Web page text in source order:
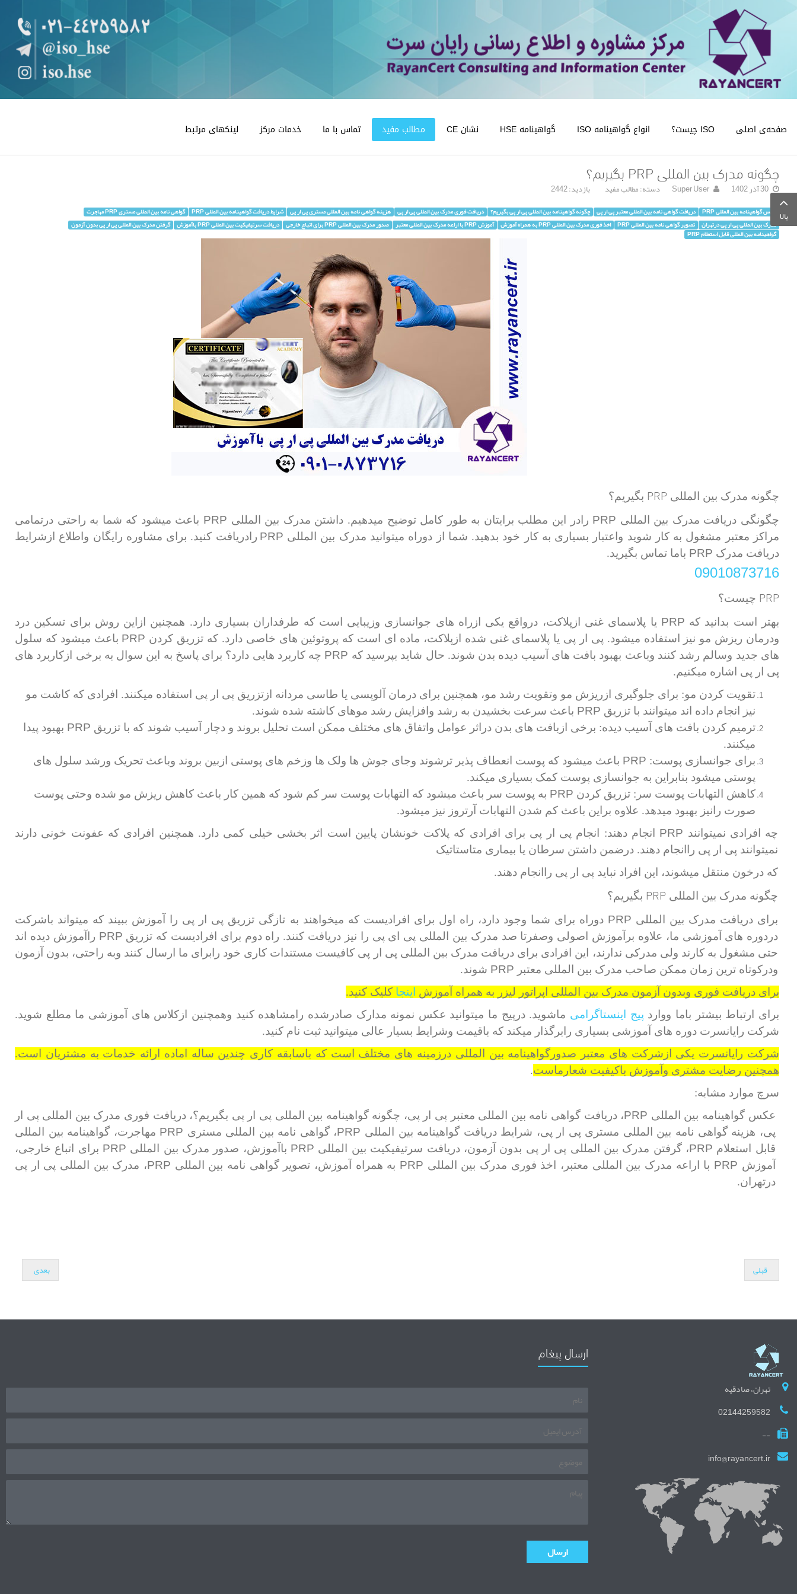
صفحه‌ی اصلی ISO چیست؟ انواع گواهینامه ISO گواهینامه HSE نشان CE مطالب مفید تماس با ما خدمات مرکز لینکهای مرتبط
چگونه مدرک بین المللی PRP بگیریم؟
30 آذر 1402 Super User دسته:مطالب مفید بازدید: 2442
عکس گواهینامه بین المللی PRP دریافت گواهی نامه بین المللی معتبر پی ار پی چگونه گواهینامه بین المللی پی ار پی بگیریم؟ دریافت فوری مدرک بین المللی پی ار پی هزینه گواهی نامه بین المللی مستری پی ار پی شرایط دریافت گواهینامه بین المللی PRP
گواهی نامه بین المللی مستری PRP مهاجرت
گواهینامه بین المللی قابل استعلام PRP
گرفتن مدرک بین المللی پی ار پی بدون آزمون دریافت سرتیفیکیت بین المللی PRP باآموزش صدور مدرک بین المللی PRP برای اتباع خارجی آموزش PRP با اراعه مدرک بین المللی معتبر اخذ فوری مدرک بین المللی PRP به همراه آموزش تصویر گواهی نامه بین المللی PRP مدرک بین المللی پی ار پی درتهران
چگونه مدرک بین المللی PRP بگیریم؟
چگونگی دریافت مدرک بین المللی PRP رادر این مطلب برایتان به طور کامل توضیح میدهیم. داشتن مدرک بین المللی PRP باعث میشود که شما به راحتی درتمامی
مراکز معتبر مشغول به کار شوید واعتبار بسیاری به کار خود بدهید. شما از دوراه میتوانید مدرک بین المللی PRP رادریافت کنید. برای مشاوره رایگان واطلاع ازشرایط
دریافت مدرک PRP باما تماس بگیرید.
09010873716
PRP چیست؟
بهتر است بدانید که PRP یا پلاسمای غنی ازپلاکت، درواقع یکی ازراه های جوانسازی وزیبایی است که طرفداران بسیاری دارد. همچنین ازاین روش برای تسکین درد
ودرمان ریزش مو نیز استفاده میشود. پی ار پی یا پلاسمای غنی شده ازپلاکت، ماده ای است که پروتوئین های خاصی دارد. که تزریق کردن PRP باعث میشود که سلول
های جدید وسالم رشد کنند وباعث بهبود بافت های آسیب دیده بدن شوند. حال شاید بپرسید که PRP چه کاربرد هایی دارد؟ برای پاسخ به این سوال به برخی ازکاربرد های
پی ار پی اشاره میکنیم.
تقویت کردن مو: برای جلوگیری ازریزش مو وتقویت رشد مو، همچنین برای درمان آلوپسی یا طاسی مردانه ازتزریق پی ار پی استفاده میکنند. افرادی که کاشت مو
نیز انجام داده اند میتوانند با تزریق PRP باعث سرعت بخشیدن به رشد وافزایش رشد موهای کاشته شده شوند.
ترمیم کردن بافت های آسیب دیده: برخی ازبافت های بدن دراثر عوامل واتفاق های مختلف ممکن است تحلیل بروند و دچار آسیب شوند که با تزریق PRP بهبود پیدا
میکنند.
برای جوانسازی پوست: PRP باعث میشود که پوست انعطاف پذیر ترشوند وجای جوش ها ولک ها وزخم های پوستی ازبین بروند وباعث تحریک ورشد سلول های
پوستی میشود بنابراین به جوانسازی پوست کمک بسیاری میکند.
کاهش التهابات پوست سر: تزریق کردن PRP به پوست سر باعث میشود که التهابات پوست سر کم شود که همین کار باعث کاهش ریزش مو شده وحتی پوست
صورت رانیز بهبود میدهد. علاوه براین باعث کم شدن التهابات آرتروز نیز میشود.
چه افرادی نمیتوانند PRP انجام دهند: انجام پی ار پی برای افرادی که پلاکت خونشان پایین است اثر بخشی خیلی کمی دارد. همچنین افرادی که عفونت خونی دارند
نمیتوانند پی ار پی راانجام دهند. درضمن داشتن سرطان یا بیماری متاستاتیک
که درخون منتقل میشوند، این افراد نباید پی ار پی راانجام دهند.
چگونه مدرک بین المللی PRP بگیریم؟
برای دریافت مدرک بین المللی PRP دوراه برای شما وجود دارد، راه اول برای افرادیست که میخواهند به تازگی تزریق پی ار پی را آموزش ببیند که میتواند باشرکت
دردوره های آموزشی ما، علاوه برآموزش اصولی وصفرتا صد مدرک بین المللی پی ای پی را نیز دریافت کنند. راه دوم برای افرادیست که تزریق PRP راآموزش دیده اند
حتی مشغول به کارند ولی مدرکی ندارند، این افرادی برای دریافت مدرک بین المللی پی ار پی کافیست مستندات کاری خود رابرای ما ارسال کنند وبه راحتی، بدون آزمون
ودرکوتاه ترین زمان ممکن صاحب مدرک بین المللی معتبر PRP شوند.
برای دریافت فوری وبدون آزمون مدرک بین المللی اپراتور لیزر به همراه آموزش اینجا کلیک کنید.
برای ارتباط بیشتر باما ووارد پیج اینستاگرامی ماشوید. درپیج ما میتوانید عکس نمونه مدارک صادرشده رامشاهده کنید وهمچنین ازکلاس های آموزشی ما مطلع شوید.
شرکت رایانسرت دوره های آموزشی بسیاری رابرگذار میکند که باقیمت وشرایط بسیار عالی میتوانید ثبت نام کنید.
شرکت رایانسرت یکی ازشرکت های معتبر صدورگواهینامه بین المللی درزمینه های مختلف است که باسابقه کاری چندین ساله اماده ارائه خدمات به مشتریان است.
همچنین رضایت مشتری وآموزش باکیفیت شعارماست.
سرچ موارد مشابه:
عکس گواهینامه بین المللی PRP، دریافت گواهی نامه بین المللی معتبر پی ار پی، چگونه گواهینامه بین المللی پی ار پی بگیریم؟، دریافت فوری مدرک بین المللی پی ار
پی، هزینه گواهی نامه بین المللی مستری پی ار پی، شرایط دریافت گواهینامه بین المللی PRP، گواهی نامه بین المللی مستری PRP مهاجرت، گواهینامه بین المللی
قابل استعلام PRP، گرفتن مدرک بین المللی پی ار پی بدون آزمون، دریافت سرتیفیکیت بین المللی PRP باآموزش، صدور مدرک بین المللی PRP برای اتباع خارجی،
آموزش PRP با اراعه مدرک بین المللی معتبر، اخذ فوری مدرک بین المللی PRP به همراه آموزش، تصویر گواهی نامه بین المللی PRP، مدرک بین المللی پی ار پی
درتهران.
قبلی بعدی
تهران، صادقیه
02144259582
--
info@rayancert.ir
ارسال پیغام
بالا